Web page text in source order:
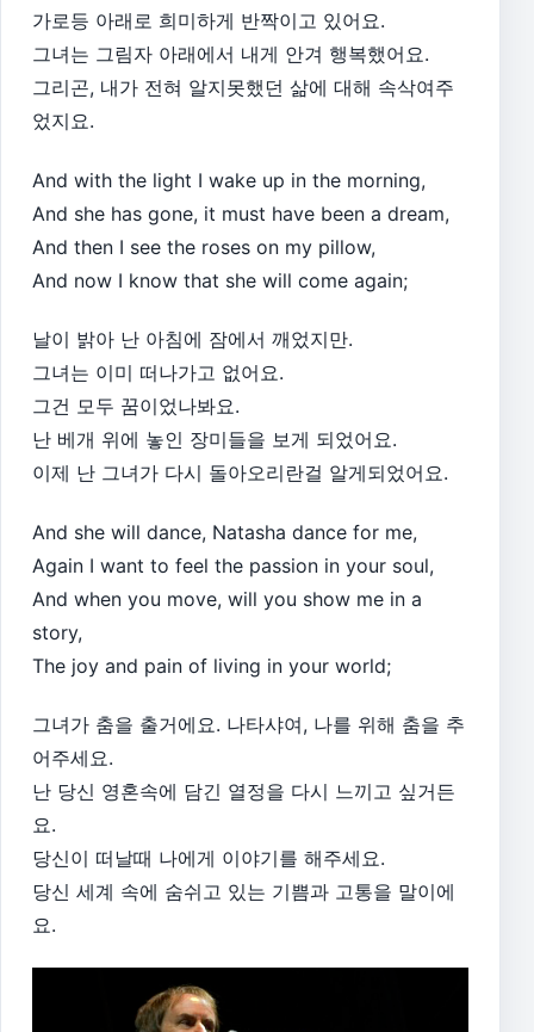
가로등 아래로 희미하게 반짝이고 있어요.
그녀는 그림자 아래에서 내게 안겨 행복했어요.
그리곤, 내가 전혀 알지못했던 삶에 대해 속삭여주
었지요.
And with the light I wake up in the morning,
And she has gone, it must have been a dream,
And then I see the roses on my pillow,
And now I know that she will come again;
날이 밝아 난 아침에 잠에서 깨었지만.
그녀는 이미 떠나가고 없어요.
그건 모두 꿈이었나봐요.
난 베개 위에 놓인 장미들을 보게 되었어요.
이제 난 그녀가 다시 돌아오리란걸 알게되었어요.
And she will dance, Natasha dance for me,
Again I want to feel the passion in your soul,
And when you move, will you show me in a
story,
The joy and pain of living in your world;
그녀가 춤을 출거에요. 나타샤여, 나를 위해 춤을 추
어주세요.
난 당신 영혼속에 담긴 열정을 다시 느끼고 싶거든
요.
당신이 떠날때 나에게 이야기를 해주세요.
당신 세계 속에 숨쉬고 있는 기쁨과 고통을 말이에
요.